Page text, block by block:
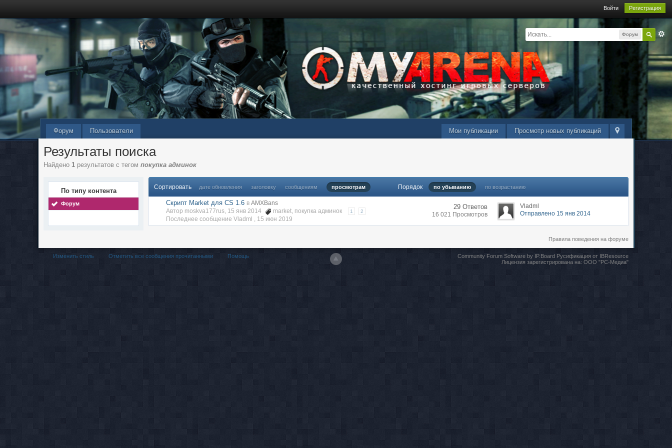
Войти Регистрация
Форум
Просмотр новых публикаций
Мои публикации
Форум Пользователи
Результаты поиска
Найдено 1 результатов с тегомпокупка админок
По типу контента
Форум
Сортировать дате обновления заголовку сообщениям просмотрам Порядок по убыванию по возрастанию
Скрипт Market для CS 1.6 в AMXBans
Автор moskva177rus, 15 янв 2014
market, покупка админок 1 2
Последнее сообщение Vladml , 15 июн 2019
29 Ответов
16 021 Просмотров
Vladml
Отправлено 15 янв 2014
Правила поведения на форуме
Изменить стиль Отметить все сообщения прочитанными Помощь Community Forum Software by IP.BoardРусификация от IBResource
Лицензия зарегистрирована на: ООО "РС-Медиа"